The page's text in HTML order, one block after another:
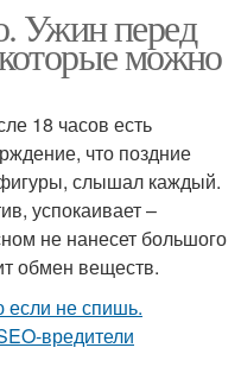
Ужин перед
можно
18 часов есть
что поздние
слышал каждый.
успокаивает –
не нанесет большого
обмен веществ.